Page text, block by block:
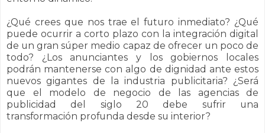
¿Qué crees que nos trae el futuro inmediato? ¿Qué
puede ocurrir a corto plazo con la integración digital
de un gran súper medio capaz de ofrecer un poco de
todo? ¿Los anunciantes y los gobiernos locales
podrán mantenerse con algo de dignidad ante estos
nuevos gigantes de la industria publicitaria? ¿Será
que el modelo de negocio de las agencias de
publicidad del siglo 20 debe sufrir una
transformación profunda desde su interior?